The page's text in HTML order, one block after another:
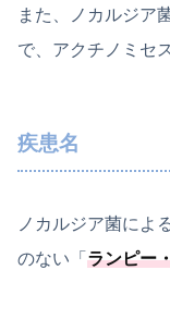
また、ノカルジア
で、アクチノミセ
疾患名
ノカルジア菌によ
のない「 ランピー